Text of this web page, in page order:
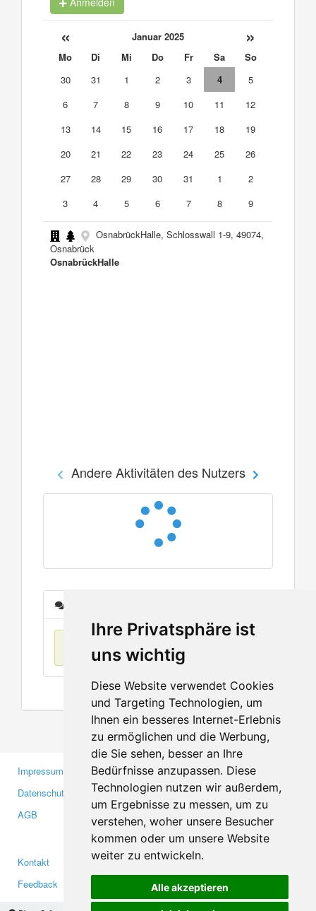
Ihre Privatsphäre ist
uns wichtig
Diese Website verwendet Cookies
und Targeting Technologien, um
Ihnen ein besseres Internet-Erlebnis
zu ermöglichen und die Werbung,
die Sie sehen, besser an Ihre
Bedürfnisse anzupassen. Diese
Technologien nutzen wir außerdem,
um Ergebnisse zu messen, um zu
verstehen, woher unsere Besucher
kommen oder um unsere Website
weiter zu entwickeln.
Alle akzeptieren
« Januar 2025 »
Mo Di Mi Do Fr Sa
So
30
31 1 2 3 4
5
6
7 8 9 10 11
12
13
14 15 16 17 18
19
20
21 22 23 24 25
26
27
28 29 30 31 1
2
3
4 5 6 7 8 9
OsnabrückHalle, Schlosswall 1-9, 49074,
Osnabrück
OsnabrückHalle
Andere Aktivitäten des Nutzers
Keine Einträge
Impressum
Datenschutzerklärung
AGB
Gewerbetreibende
Investoren
Medien
Kontakt
Feedback
Facebook
Twitter
YouTube